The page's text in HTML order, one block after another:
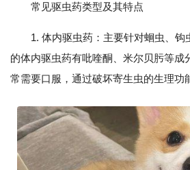
常见驱虫药类型及其特点
1. 体内驱虫药：主要针对蛔虫、钩
的体内驱虫药有吡喹酮、米尔贝肟等成
常需要口服，通过破坏寄生虫的生理功